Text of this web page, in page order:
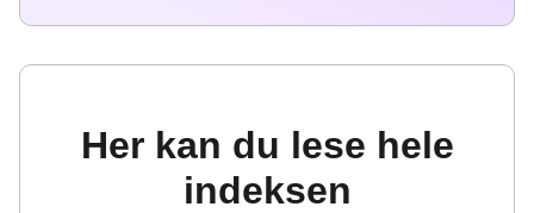
Her kan du lese hele
indeksen